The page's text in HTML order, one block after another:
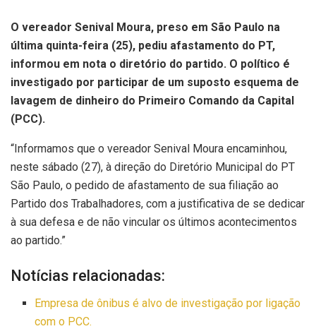
O vereador Senival Moura, preso em São Paulo na
última quinta-feira (25), pediu afastamento do PT,
informou em nota o diretório do partido. O político é
investigado por participar de um suposto esquema de
lavagem de dinheiro do Primeiro Comando da Capital
(PCC).
“Informamos que o vereador Senival Moura encaminhou,
neste sábado (27), à direção do Diretório Municipal do PT
São Paulo, o pedido de afastamento de sua filiação ao
Partido dos Trabalhadores, com a justificativa de se dedicar
à sua defesa e de não vincular os últimos acontecimentos
ao partido.”
Notícias relacionadas:
Empresa de ônibus é alvo de investigação por ligação
com o PCC.